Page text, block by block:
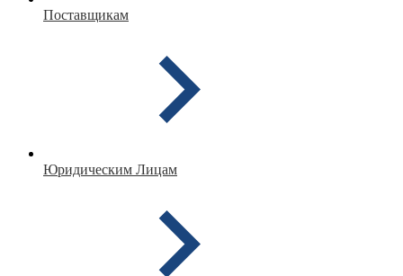
Поставщикам
Юридическим Лицам